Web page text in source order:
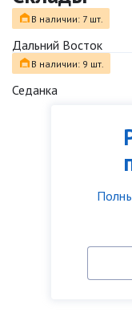
В наличии: 7 шт.
Дальний Восток
В наличии: 9 шт.
Седанка